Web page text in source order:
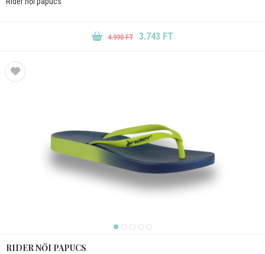
4.990 FT 3.743 FT
RIDER NŐI PAPUCS